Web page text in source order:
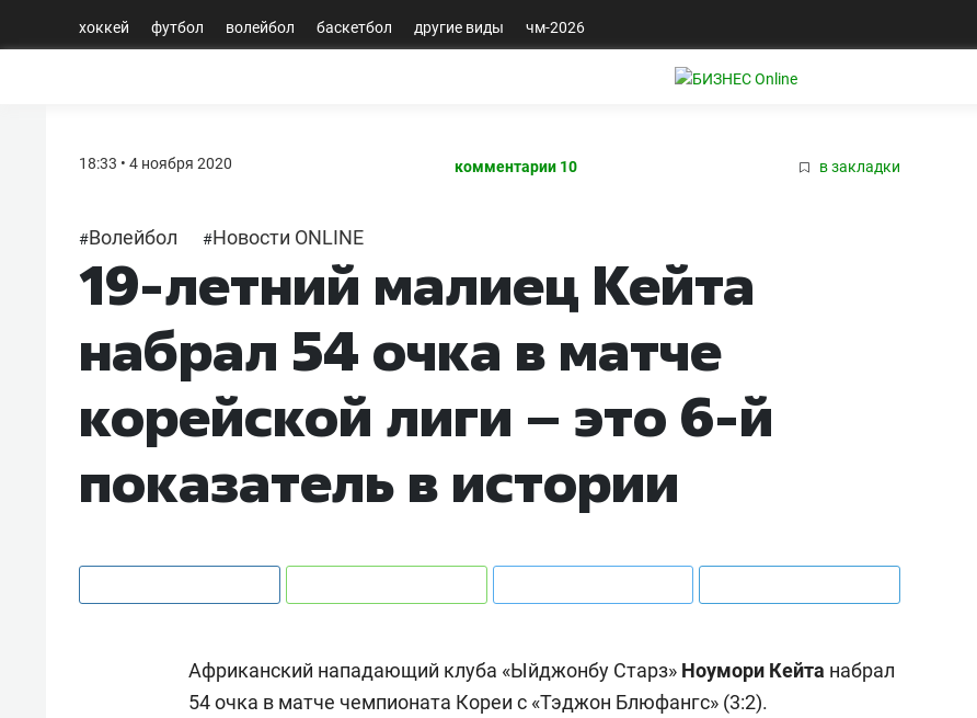
хоккей футбол волейбол баскетбол другие виды чм-2026
18:33 • 4 ноября 2020 комментарии 10 в закладки
#Волейбол #Новости ONLINE
19-летний малиец Кейта
набрал 54 очка в матче
корейской лиги – это 6-й
показатель в истории
Африканский нападающий клуба «Ыйджонбу Старз» Ноумори Кейта набрал
54 очка в матче чемпионата Кореи с «Тэджон Блюфангс» (3:2).